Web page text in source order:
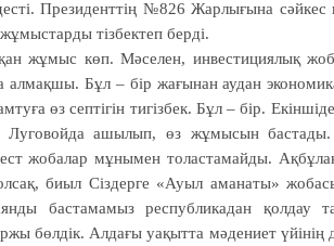
Президенттің №826 Жарлығына сәйкес
тізбектеп берді.
жұмыс көп. Мәселен, инвес­ти­циялық
ал­мақшы. Бұл – бір жағынан аудан
өз септігін тигізбек. Бұл – бір.
Луговойда ашылып, өз жұмысын
жобалар мұнымен то­лас­тамайды.
биыл Сіздерге «Ауыл аманаты»
бастамамыз республикадан
бөлдік. Алдағы уа­қытта мәдениет